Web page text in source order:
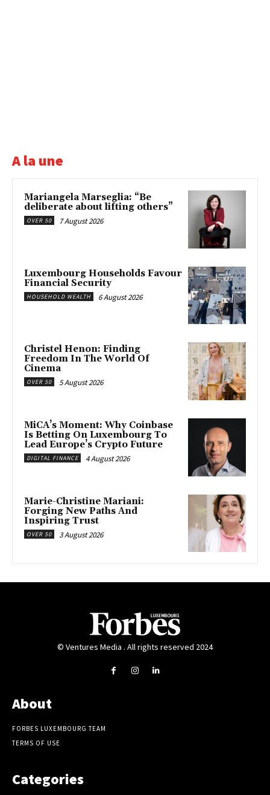
A la une
Mariangela Marseglia: “Be
deliberate about lifting others”
OVER 50 7 August 2026
Luxembourg Households Favour
Financial Security
HOUSEHOLD WEALTH 6 August 2026
Christel Henon: Finding
Freedom In The World Of
Cinema
OVER 50 5 August 2026
MiCA’s Moment: Why Coinbase
Is Betting On Luxembourg To
Lead Europe’s Crypto Future
DIGITAL FINANCE 4 August 2026
Marie-Christine Mariani:
Forging New Paths And
Inspiring Trust
OVER 50 3 August 2026
© Ventures Media . All rights reserved 2024
About
FORBES LUXEMBOURG TEAM
TERMS OF USE
Categories